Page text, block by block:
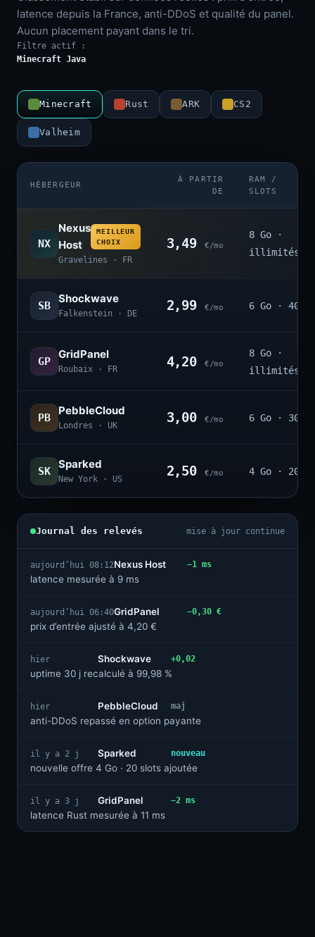
latence depuis la France, anti-DDoS et qualité du panel.
Aucun placement payant dans le tri.
Filtre actif :
Minecraft Java
Minecraft Rust ARK CS2
Valheim
HÉBERGEUR
À PARTIR
DE
RAM /
SLOTS
NX
Nexus
Host
MEILLEUR
CHOIX
Gravelines · FR
3,49 €/mo
8 Go ·
illimités
SB
Shockwave
Falkenstein · DE
2,99 €/mo 6 Go · 40
GP
GridPanel
Roubaix · FR 4,20 €/mo
8 Go ·
illimités
PB
PebbleCloud
Londres · UK
3,00 €/mo 6 Go · 30
SK
Sparked
New York · US
2,50 €/mo 4 Go · 20
Journal des relevés mise à jour continue
aujourd’hui 08:12Nexus Host
latence mesurée à 9 ms
−1 ms
aujourd’hui 06:40GridPanel
prix d’entrée ajusté à 4,20 €
−0,30 €
hier
Shockwave
uptime 30 j recalculé à 99,98 %
+0,02
hier
PebbleCloud
anti-DDoS repassé en option payante
maj
il y a 2 j
Sparked
nouvelle offre 4 Go · 20 slots ajoutée
nouveau
il y a 3 j
GridPanel
latence Rust mesurée à 11 ms
−2 ms